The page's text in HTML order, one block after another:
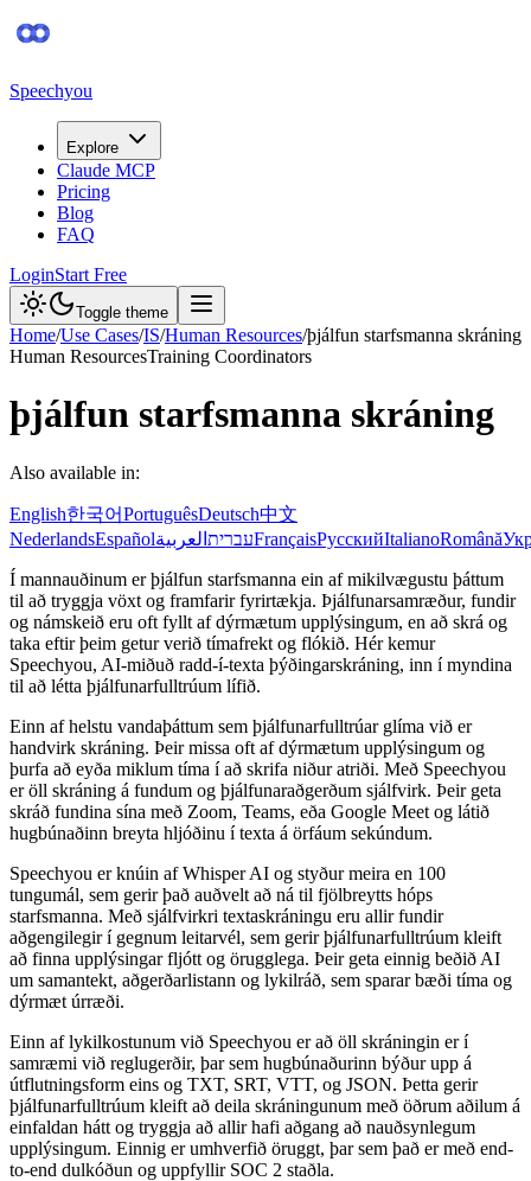
Speechyou
Explore
Claude MCP
Pricing
Blog
FAQ
LoginStart Free
Toggle theme
Home/Use Cases/IS/Human Resources/þjálfun starfsmanna skráning
Human ResourcesTraining Coordinators
þjálfun starfsmanna skráning
Also available in:
English한국어PortuguêsDeutsch中文
NederlandsEspañol עברית العربية FrançaisРусскийItalianoRomână
Í mannauðinum er þjálfun starfsmanna ein af mikilvægustu þáttum
til að tryggja vöxt og framfarir fyrirtækja. Þjálfunarsamræður, fundir
og námskeið eru oft fyllt af dýrmætum upplýsingum, en að skrá og
taka eftir þeim getur verið tímafrekt og flókið. Hér kemur
Speechyou, AI-miðuð radd-í-texta þýðingarskráning, inn í myndina
til að létta þjálfunarfulltrúum lífið.
Einn af helstu vandaþáttum sem þjálfunarfulltrúar glíma við er
handvirk skráning. Þeir missa oft af dýrmætum upplýsingum og
þurfa að eyða miklum tíma í að skrifa niður atriði. Með Speechyou
er öll skráning á fundum og þjálfunaraðgerðum sjálfvirk. Þeir geta
skráð fundina sína með Zoom, Teams, eða Google Meet og látið
hugbúnaðinn breyta hljóðinu í texta á örfáum sekúndum.
Speechyou er knúin af Whisper AI og styður meira en 100
tungumál, sem gerir það auðvelt að ná til fjölbreytts hóps
starfsmanna. Með sjálfvirkri textaskráningu eru allir fundir
aðgengilegir í gegnum leitarvél, sem gerir þjálfunarfulltrúum kleift
að finna upplýsingar fljótt og örugglega. Þeir geta einnig beðið AI
um samantekt, aðgerðarlistann og lykilráð, sem sparar bæði tíma og
dýrmæt úrræði.
Einn af lykilkostunum við Speechyou er að öll skráningin er í
samræmi við reglugerðir, þar sem hugbúnaðurinn býður upp á
útflutningsform eins og TXT, SRT, VTT, og JSON. Þetta gerir
þjálfunarfulltrúum kleift að deila skráningunum með öðrum aðilum á
einfaldan hátt og tryggja að allir hafi aðgang að nauðsynlegum
upplýsingum. Einnig er umhverfið öruggt, þar sem það er með end-
to-end dulkóðun og uppfyllir SOC 2 staðla.